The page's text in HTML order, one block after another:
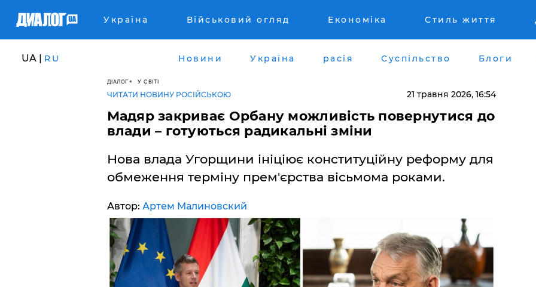
Україна Військовий огляд Економіка Стиль життя
UA | RU Новини Україна расія Суспільство Блоги
ДІАЛОГ У СВІТІ
ЧИТАТИ НОВИНУ РОСІЙСЬКОЮ 21 травня 2026, 16:54
​Мадяр закриває Орбану можливість повернутися до
влади – готуються радикальні зміни
Нова влада Угорщини ініціює конституційну реформу для
обмеження терміну прем'єрства вісьмома роками.
Автор: Артем Малиновский